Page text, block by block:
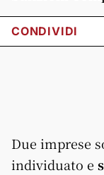
CONDIVIDI
Due imprese
individuato e